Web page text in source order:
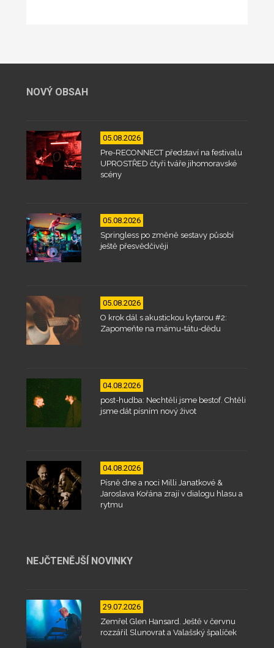
NOVÝ OBSAH
05.08.2026
Pre-RECONNECT představí na festivalu
UPROSTŘED čtyři tváře jihomoravské
scény
05.08.2026
Springless po změně sestavy působí
ještě přesvědčivěji
05.08.2026
O krok dál s akustickou kytarou #2:
Zapomeňte na mámu-tátu-dědu
04.08.2026
post-hudba: Nechtěli jsme bestof. Chtěli
jsme dát písním nový život
04.08.2026
Písně dne a noci Milli Janatkové &
Jaroslava Kořána zrají v dialogu hlasu a
rytmu
NEJČTENĚJŠÍ NOVINKY
29.07.2026
Zemřel Glen Hansard. Ještě v červnu
rozzářil Slunovrat a Valašský špalíček